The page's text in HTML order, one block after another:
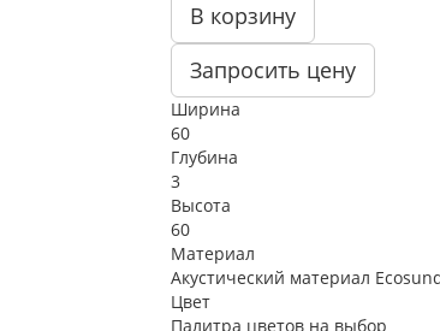
В корзину
Запросить цену
Ширина
60
Глубина
3
Высота
60
Материал
Акустический материал
Цвет
Палитра цветов на выбор